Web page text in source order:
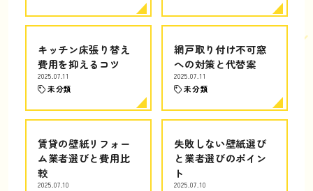
キッチン床張り替え
費用を抑えるコツ
2025.07.11
未分類
網戸取り付け不可窓
への対策と代替案
2025.07.11
未分類
賃貸の壁紙リフォー
ム業者選びと費用比
較
2025.07.10
失敗しない壁紙選び
と業者選びのポイン
ト
2025.07.10